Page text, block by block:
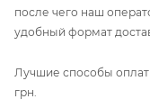
после чего наш
удобный формат
Лучшие способы
грн.